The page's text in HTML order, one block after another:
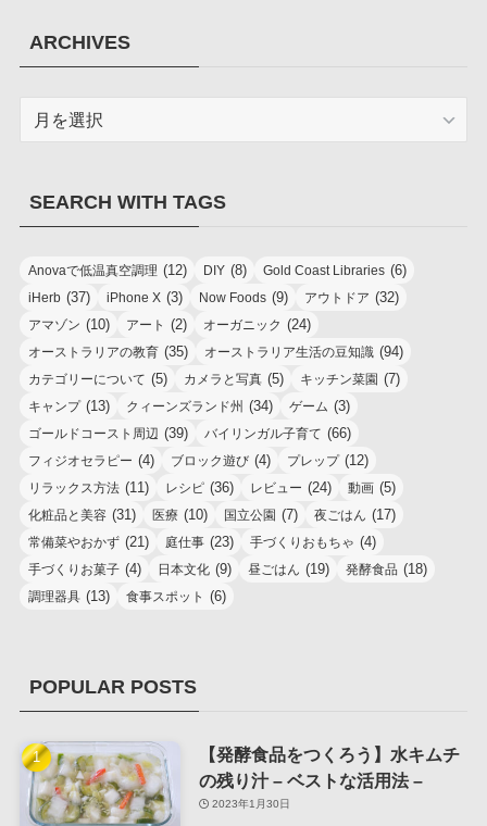
ARCHIVES
ARCHIVES
SEARCH WITH TAGS
Anovaで低温真空調理 (12) DIY (8) Gold Coast Libraries (6)
iHerb (37) iPhone X (3) Now Foods (9) アウトドア (32)
アマゾン (10) アート (2) オーガニック (24)
オーストラリアの教育 (35) オーストラリア生活の豆知識 (94)
カテゴリーについて (5) カメラと写真 (5) キッチン菜園 (7)
キャンプ(13) クィーンズランド州 (34) ゲーム (3)
ゴールドコースト周辺 (39) バイリンガル子育て (66)
フィジオセラピー (4) ブロック遊び (4) プレップ(12)
リラックス方法 (11) レシピ (36) レビュー (24) 動画 (5)
化粧品と美容 (31) 医療 (10) 国立公園 (7) 夜ごはん (17)
常備菜やおかず (21) 庭仕事 (23) 手づくりおもちゃ (4)
手づくりお菓子 (4) 日本文化 (9) 昼ごはん (19) 発酵食品 (18)
調理器具 (13) 食事スポット (6)
POPULAR POSTS
【発酵食品をつくろう】水キムチ
の残り汁 – ベストな活用法 –
2023年1月30日